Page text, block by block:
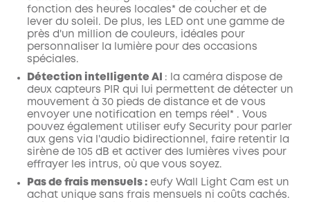
fonction des heures locales* de coucher et de
lever du soleil. De plus, les LED ont une gamme de
près d'un million de couleurs, idéales pour
personnaliser la lumière pour des occasions
spéciales.
Détection intelligente AI :
la caméra dispose de
deux capteurs PIR qui lui permettent de détecter un
mouvement à 30 pieds de distance et de vous
envoyer une notification en temps réel* . Vous
pouvez également utiliser eufy Security pour parler
aux gens via l'audio bidirectionnel, faire retentir la
sirène de 105 dB et activer des lumières vives pour
effrayer les intrus, où que vous soyez.
Pas de frais mensuels : eufy Wall Light Cam est un
achat unique sans frais mensuels ni coûts cachés.